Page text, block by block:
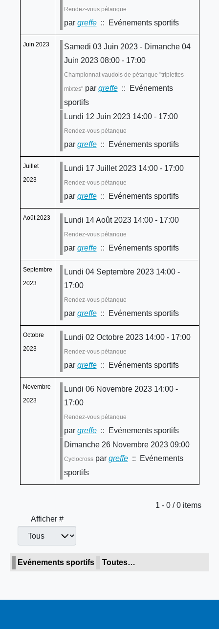
Rendez-vous pétanque
par greffe:: Evénements sportifs
Juin 2023
Samedi 03 Juin 2023 - Dimanche 04
Juin 2023 08:00 - 17:00
Championnat vaudois de pétanque "triplettes
mixtes"par greffe:: Evénements
sportifs
Lundi 12 Juin 2023 14:00 - 17:00
Rendez-vous pétanque
par greffe:: Evénements sportifs
Juillet
2023
Lundi 17 Juillet 2023 14:00 - 17:00
Rendez-vous pétanque
par greffe:: Evénements sportifs
Août 2023 Lundi 14 Août 2023 14:00 - 17:00
Rendez-vous pétanque
par greffe:: Evénements sportifs
Septembre
2023
Lundi 04 Septembre 2023 14:00 -
17:00
Rendez-vous pétanque
par greffe:: Evénements sportifs
Octobre
2023
Lundi 02 Octobre 2023 14:00 - 17:00
Rendez-vous pétanque
par greffe:: Evénements sportifs
Novembre
2023
Lundi 06 Novembre 2023 14:00 -
17:00
Rendez-vous pétanque
par greffe:: Evénements sportifs
Dimanche 26 Novembre 2023 09:00
Cyclocrosspar greffe:: Evénements
sportifs
Limite de la pagination
1 - 0 / 0 items
Afficher #
Evénements sportifs Toutes…